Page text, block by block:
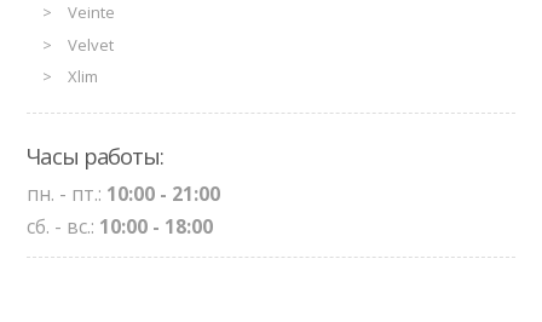
Veinte
Velvet
Xlim
Часы работы:
пн. - пт.: 10:00 - 21:00
сб. - вс.: 10:00 - 18:00